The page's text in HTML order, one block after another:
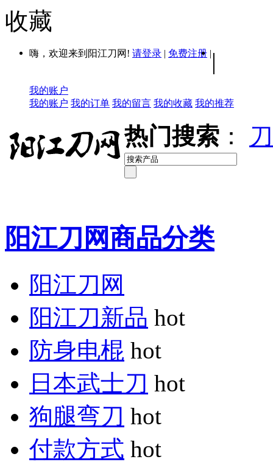
收藏
嗨，欢迎来到阳江刀网! 请登录 | 免费注册 | |
我的账户
我的账户 我的订单 我的留言 我的收藏 我的推荐
热门搜索 ：
阳江刀网商品分类
阳江刀网
阳江刀新品 hot
防身电棍 hot
日本武士刀 hot
狗腿弯刀 hot
付款方式 hot